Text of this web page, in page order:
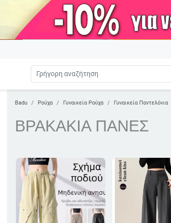
Badu Ρούχα Γυναικεία Ρούχα Γυναικεία Παντελόνια
ΒΡΑΚΑΚΙΑ ΠΑΝΕΣ